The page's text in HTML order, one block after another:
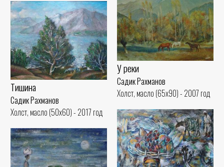
У реки
Садик Рахманов
Холст, масло (65x90) - 2007 год
Тишина
Садик Рахманов
Холст, масло (50x60) - 2017 год